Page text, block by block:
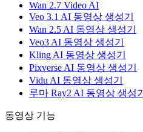
Wan 2.7 Video AI
Veo 3.1 AI 동영상 생성기
Wan 2.5 AI 동영상 생성기
Veo3 AI 동영상 생성기
Kling AI 동영상 생성기
Pixverse AI 동영상 생성기
Vidu AI 동영상 생성기
루마 Ray2 AI 동영상 생성기
동영상 기능